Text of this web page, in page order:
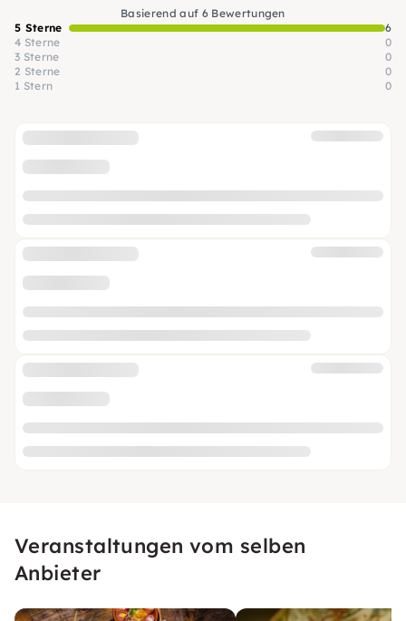
Basierend auf 6 Bewertungen
5 Sterne
6
4 Sterne
0
3 Sterne
0
2 Sterne
0
1 Stern
0
Veranstaltungen vom selben
Anbieter